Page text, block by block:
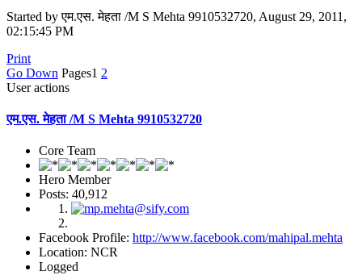
Started by एम.एस. मेहता /M S Mehta 9910532720, August 29, 2011,
02:15:45 PM
Print
Go Down Pages1 2
User actions
एम.एस. मेहता /M S Mehta 9910532720
Core Team
Hero Member
Posts: 40,912
Facebook Profile: http://www.facebook.com/mahipal.mehta
Location: NCR
Logged